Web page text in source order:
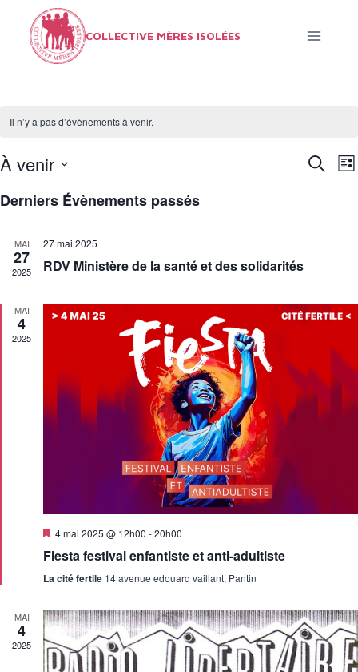
contenu
COLLECTIVE MÈRES ISOLÉES
Il n’y a pas d’évènements à venir.
vues
À venir
une
Derniers Évènements passés
MAI
27
2025
27 mai 2025
RDV Ministère de la santé et des solidarités
MAI
4
2025
Mis
avant
4 mai 2025 @ 12h00 -20h00
Fiesta festival enfantiste et anti-adultiste
La cité fertile 14 avenue edouard vaillant, Pantin
MAI
4
2025